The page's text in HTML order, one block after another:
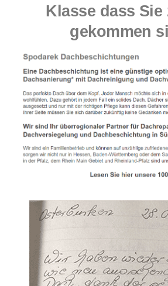
Klasse dass Sie
gekommen